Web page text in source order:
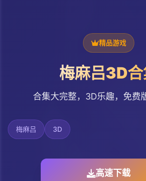
精品游戏
梅麻吕3D
合集大完整，3D乐趣，免费
梅麻吕 3D
高速下载